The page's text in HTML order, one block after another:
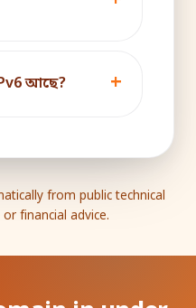
আছে?
from public technical
financial advice.